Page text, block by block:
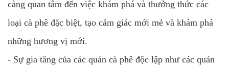
càng quan tâm đến việc khám phá và thưởng thức các
loại cà phê đặc biệt, tạo cảm giác mới mẻ và khám phá
những hương vị mới.
- Sự gia tăng của các quán cà phê độc lập như các quán